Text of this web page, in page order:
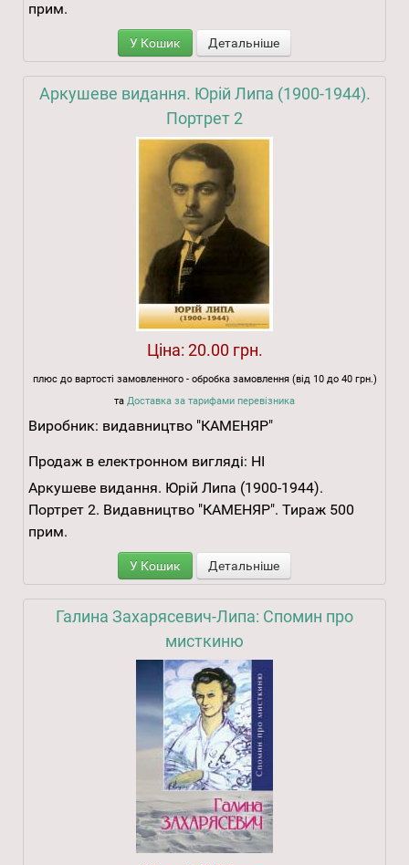
прим.
У Кошик Детальніше
Аркушеве видання. Юрій Липа (1900-1944).
Портрет 2
Ціна: 20.00 грн.
плюс до вартості замовленного - обробка замовлення (від 10 до 40 грн.)
та Доставка за тарифами перевізника
Виробник: видавництво "КАМЕНЯР"
Продаж в електронном вигляді: НІ
Аркушеве видання. Юрій Липа (1900-1944).
Портрет 2. Видавництво "КАМЕНЯР". Тираж 500
прим.
У Кошик Детальніше
Галина Захарясевич-Липа: Спомин про
мисткиню